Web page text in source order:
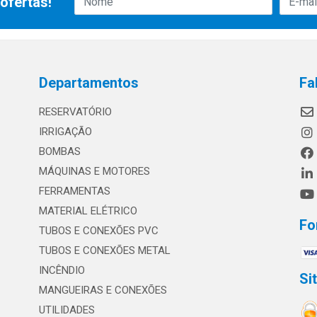
Departamentos
RESERVATÓRIO
IRRIGAÇÃO
BOMBAS
MÁQUINAS E MOTORES
FERRAMENTAS
MATERIAL ELÉTRICO
TUBOS E CONEXÕES PVC
TUBOS E CONEXÕES METAL
INCÊNDIO
MANGUEIRAS E CONEXÕES
UTILIDADES